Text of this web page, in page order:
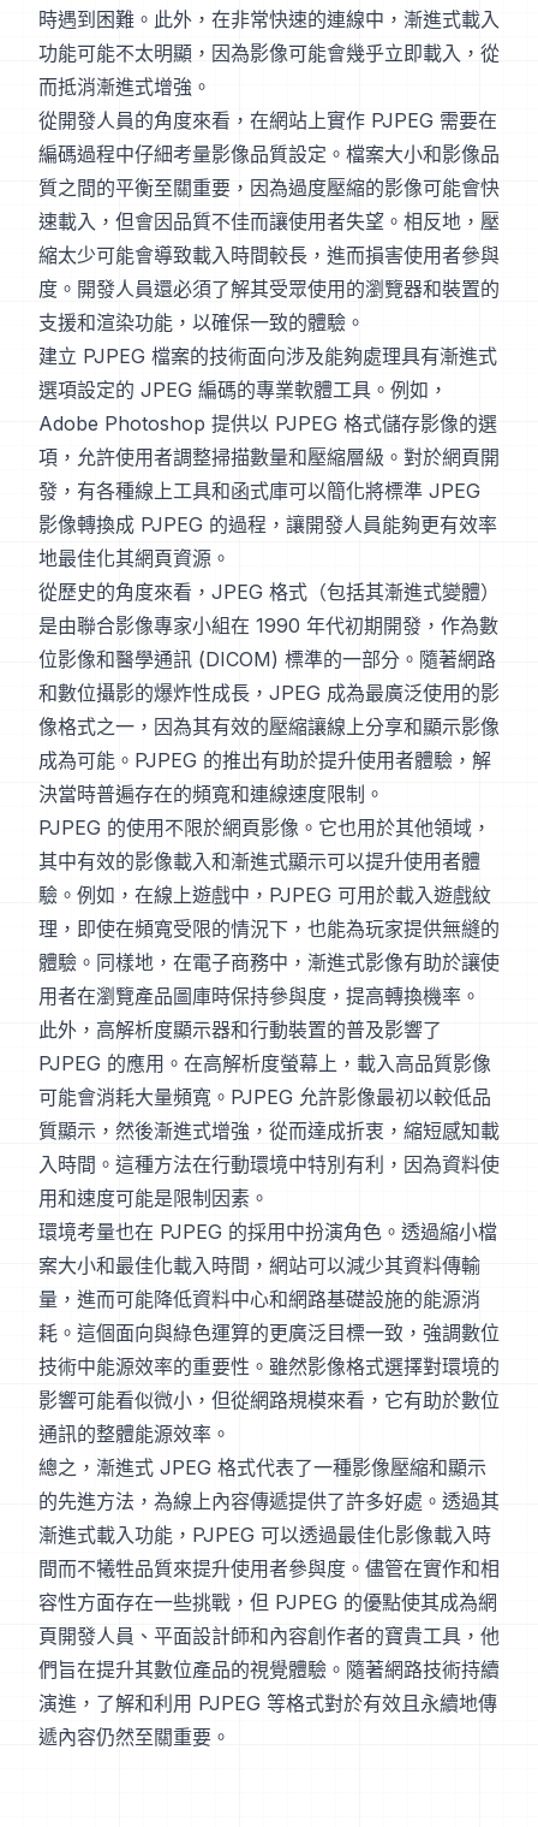
時遇到困難。此外，在非常快速的連線中，漸進式載入
功能可能不太明顯，因為影像可能會幾乎立即載入，從
而抵消漸進式增強。
從開發人員的角度來看，在網站上實作 PJPEG 需要在
編碼過程中仔細考量影像品質設定。檔案大小和影像品
質之間的平衡至關重要，因為過度壓縮的影像可能會快
速載入，但會因品質不佳而讓使用者失望。相反地，壓
縮太少可能會導致載入時間較長，進而損害使用者參與
度。開發人員還必須了解其受眾使用的瀏覽器和裝置的
支援和渲染功能，以確保一致的體驗。
建立 PJPEG 檔案的技術面向涉及能夠處理具有漸進式
選項設定的 JPEG 編碼的專業軟體工具。例如，
Adobe Photoshop 提供以 PJPEG 格式儲存影像的選
項，允許使用者調整掃描數量和壓縮層級。對於網頁開
發，有各種線上工具和函式庫可以簡化將標準 JPEG
影像轉換成 PJPEG 的過程，讓開發人員能夠更有效率
地最佳化其網頁資源。
從歷史的角度來看，JPEG 格式（包括其漸進式變體）
是由聯合影像專家小組在 1990 年代初期開發，作為數
位影像和醫學通訊 (DICOM) 標準的一部分。隨著網路
和數位攝影的爆炸性成長，JPEG 成為最廣泛使用的影
像格式之一，因為其有效的壓縮讓線上分享和顯示影像
成為可能。PJPEG 的推出有助於提升使用者體驗，解
決當時普遍存在的頻寬和連線速度限制。
PJPEG 的使用不限於網頁影像。它也用於其他領域，
其中有效的影像載入和漸進式顯示可以提升使用者體
驗。例如，在線上遊戲中，PJPEG 可用於載入遊戲紋
理，即使在頻寬受限的情況下，也能為玩家提供無縫的
體驗。同樣地，在電子商務中，漸進式影像有助於讓使
用者在瀏覽產品圖庫時保持參與度，提高轉換機率。
此外，高解析度顯示器和行動裝置的普及影響了
PJPEG 的應用。在高解析度螢幕上，載入高品質影像
可能會消耗大量頻寬。PJPEG 允許影像最初以較低品
質顯示，然後漸進式增強，從而達成折衷，縮短感知載
入時間。這種方法在行動環境中特別有利，因為資料使
用和速度可能是限制因素。
環境考量也在 PJPEG 的採用中扮演角色。透過縮小檔
案大小和最佳化載入時間，網站可以減少其資料傳輸
量，進而可能降低資料中心和網路基礎設施的能源消
耗。這個面向與綠色運算的更廣泛目標一致，強調數位
技術中能源效率的重要性。雖然影像格式選擇對環境的
影響可能看似微小，但從網路規模來看，它有助於數位
通訊的整體能源效率。
總之，漸進式 JPEG 格式代表了一種影像壓縮和顯示
的先進方法，為線上內容傳遞提供了許多好處。透過其
漸進式載入功能，PJPEG 可以透過最佳化影像載入時
間而不犧牲品質來提升使用者參與度。儘管在實作和相
容性方面存在一些挑戰，但 PJPEG 的優點使其成為網
頁開發人員、平面設計師和內容創作者的寶貴工具，他
們旨在提升其數位產品的視覺體驗。隨著網路技術持續
演進，了解和利用 PJPEG 等格式對於有效且永續地傳
遞內容仍然至關重要。